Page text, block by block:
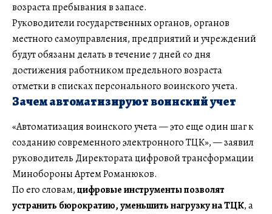
возраста пребывания в запасе.
Руководители государственных органов, органов
местного самоуправления, предприятий и учреждений
будут обязаны делать в течение 7 дней со дня
достижения работником предельного возраста
отметки в списках персонального воинского учета.
Зачем автоматизируют воинский учет
«Автоматизация воинского учета — это еще один шаг к
созданию современного электронного ТЦК», — заявил
руководитель Директората цифровой трансформации
Минобороны Артем Романюков.
По его словам,цифровые инструменты позволят
устранить бюрократию, уменьшить нагрузку на ТЦК, а